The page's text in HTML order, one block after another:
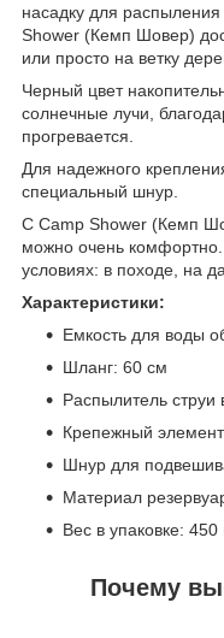
насадку для
Shower (Кемп Шовер)
или просто на ветку
Черный цвет
солнечные лучи,
прогревается.
Для надежного
специальный шнур.
С Camp Shower (Кемп
можно очень
условиях: в походе, на
Характеристики:
Емкость для воды
Шланг: 60 см
Распылитель струи
Крепежный элемент
Шнур для
Материал
Вес в упаковке: 450
Почему